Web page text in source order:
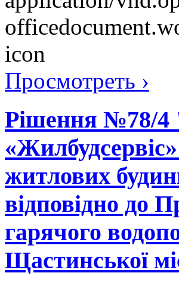
Просмотреть ›
Рішення №78/4
житлових
відповідно до
гарячого
Щастинської